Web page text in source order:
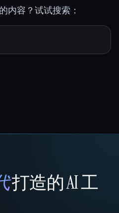
内容？试试搜索：
打造的 AI 工